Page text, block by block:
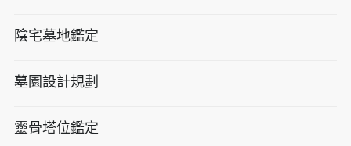
陰宅墓地鑑定
墓園設計規劃
靈骨塔位鑑定